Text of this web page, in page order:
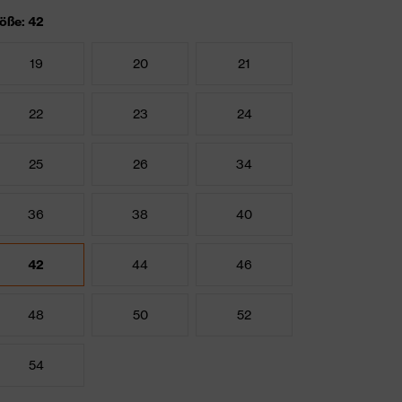
42
19 20 21
22 23 24
25 26 34
36 38 40
42 44 46
48 50 52
54